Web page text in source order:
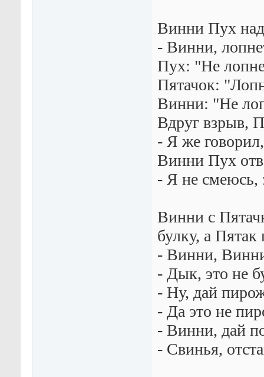
Винни Пух
- Винни,
Пух: "Hе
Пятачок:
Винни: "Hе
Вдруг взрыв,
- Я же
Винни Пух
- Я не смеюсь,
Винни с
булку, а Пятак
- Винни,
- Дык, это не
- Hу, дай
- Да это не
- Винни, дай
- Свинья,